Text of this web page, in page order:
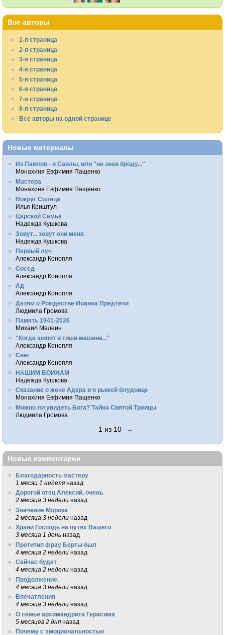
Все авторы
1-я страница
2-я страница
3-я страница
4-я страница
5-я страница
6-я страница
7-я страница
8-я страница
Все авторы на одной странице
Новые материалы
Из Павлов - в Савлы, или "не зная броду..."
Монахиня Евфимия Пащенко
Мастера
Монахиня Евфимия Пащенко
Вокруг Солнца
Илья Криштул
Царской Семье
Надежда Кушкова
Зовут... зовут они меня
Надежда Кушкова
Первый луч
Александр Конопля
Сосед
Александр Конопля
Ад
Александр Конопля
Детям о Рождестве Иоанна Предтечи
Людмила Громова
Память 1941-2026
Михаил Малеин
"Когда шипит в тиши машина..."
Александр Конопля
Снег
Александр Конопля
НАШИМ ВОИНАМ
Надежда Кушкова
Сказание о жене Адера и о рыжей блуднице
Монахиня Евфимия Пащенко
Можно ли увидеть Бога? Тайна Святой Троицы
Людмила Громова
1 из 10 →
Новые комментарии
Благодарность мастеру
1 месяц 1 неделя назад
Дорогой отец Алексий, очень
2 месяца 3 недели назад
Значение Морока
2 месяца 3 недели назад
Храни Господь на путях Вашего
3 месяца 1 день назад
Протитип фрау Берты был
4 месяца 2 недели назад
Сейчас будет
4 месяца 2 недели назад
Продолжение.
4 месяца 3 недели назад
Впечатления
4 месяца 3 недели назад
О семье архимандрита Герасима
5 месяцев 2 дня назад
Почему с эмоциональностью